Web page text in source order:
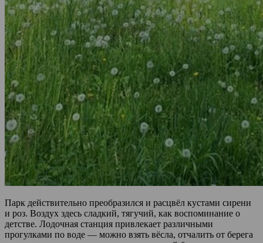
Парк действительно преобразился и расцвёл кустами сирени
и роз. Воздух здесь сладкий, тягучий, как воспоминание о
детстве. Лодочная станция привлекает различными
прогулками по воде — можно взять вёсла, отчалить от берега